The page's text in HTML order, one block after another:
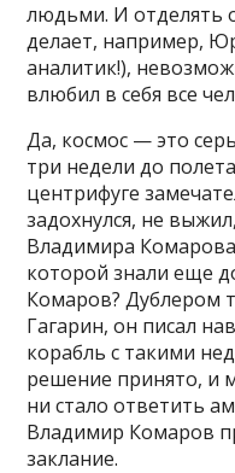
людьми. И отделять
делает, например,
аналитик!),
влюбил в себя все
Да, космос — это
три недели до
центрифуге
задохнулся, не
Владимира
которой знали еще
Комаров? Дублером
Гагарин, он писал
корабль с такими
решение принято, и
ни стало ответить
Владимир Комаров
заклание.